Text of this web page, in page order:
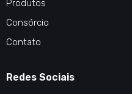
Produtos
Consórcio
Contato
Redes Sociais